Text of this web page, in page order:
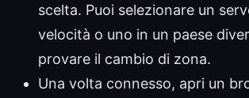
scelta. Puoi selezionare un
velocità o uno in un paese
provare il cambio di zona.
Una volta connesso, apri un